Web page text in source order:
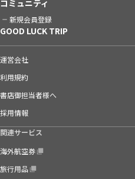
コミュニティ
新規会員登録
GOOD LUCK TRIP
運営会社
利用規約
書店御担当者様へ
採用情報
関連サービス
海外航空券
旅行用品